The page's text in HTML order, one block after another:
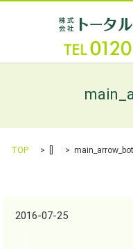
TOP
2016-07-25